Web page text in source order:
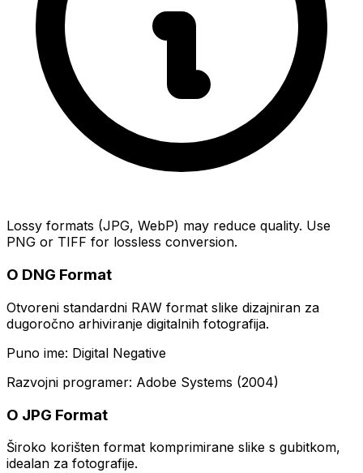
Lossy formats (JPG, WebP) may reduce quality. Use
PNG or TIFF for lossless conversion.
O DNG Format
Otvoreni standardni RAW format slike dizajniran za
dugoročno arhiviranje digitalnih fotografija.
Puno ime: Digital Negative
Razvojni programer: Adobe Systems (2004)
O JPG Format
Široko korišten format komprimirane slike s gubitkom,
idealan za fotografije.